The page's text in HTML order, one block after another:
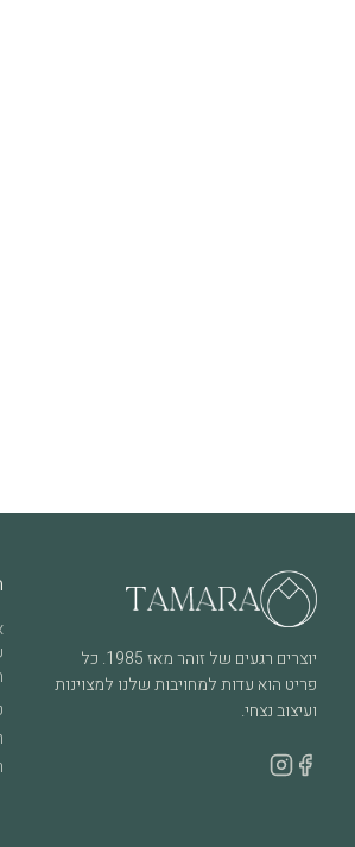
יוצרים רגעים של זוהר מאז 1985. כל
פריט הוא עדות למחויבות שלנו למצוינות
ועיצוב נצחי.